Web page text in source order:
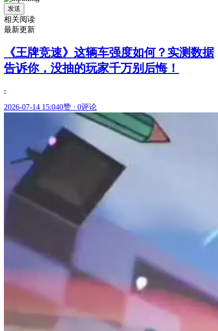
发送
相关阅读
最新更新
《王牌竞速》这辆车强度如何？实测数据
告诉你，没抽的玩家千万别后悔！
-
2026-07-14 15:040赞 · 0评论